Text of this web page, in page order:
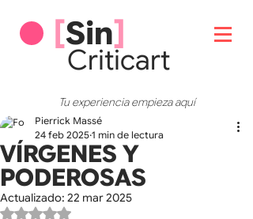
[Sin]
Criticart
Tu experiencia empieza aquí
VÍRGENES Y
PODEROSAS
Pierrick Massé
24 feb 2025 1 min de lectura
Actualizado: 22 mar 2025
Obtuvo NaN de 5 estrellas.